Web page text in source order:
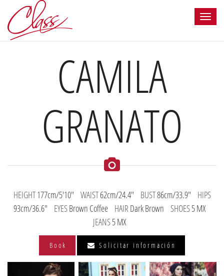
CAMILA
GRANATO
HEIGHT177cm/5'10" WAIST62cm/24.4" BUST86cm/33.9"
HIPS
93cm/36.6"
EYESBrown Coffee HAIR Dark Brown SHOES5 MX
JEANS5 MX
Book Solicitar información